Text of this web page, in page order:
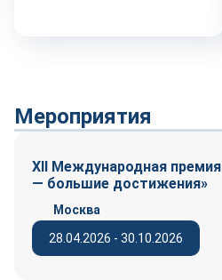
Мероприятия
XII Международная
— большие достижения»
28.04.2026 - 30.10.2026
Москва